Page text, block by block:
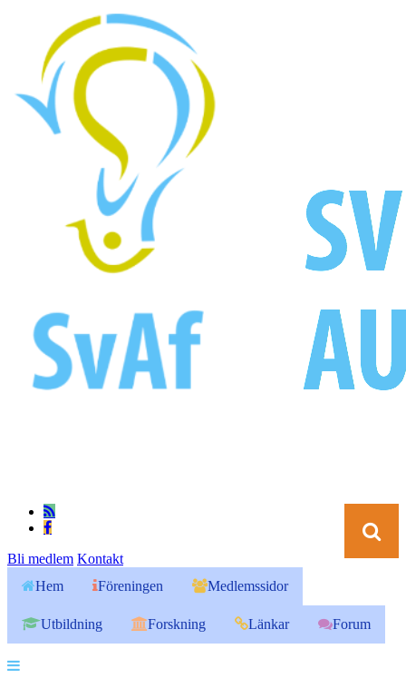
Bli medlem Kontakt
Hem
Föreningen Medlemssidor
Utbildning Forskning Länkar Forum